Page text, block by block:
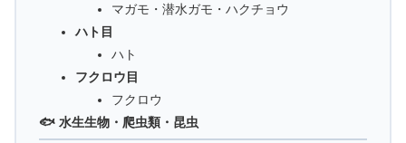
マガモ・潜水ガモ・ハクチョウ
ハト目
ハト
フクロウ目
フクロウ
🐟 水生生物・爬虫類・昆虫